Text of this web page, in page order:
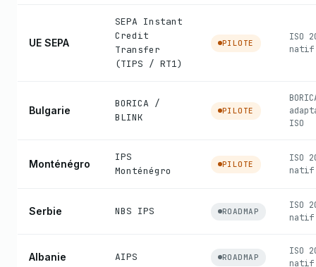
UE SEPA
SEPA Instant
Credit
Transfer
(TIPS / RT1)
PILOTE
ISO
natif
Bulgarie
BORICA /
BLINK
PILOTE
ISO
Monténégro
IPS
Monténégro
PILOTE
ISO
natif
Serbie NBS IPS ROADMAP
ISO
natif
Albanie AIPS ROADMAP
ISO
natif